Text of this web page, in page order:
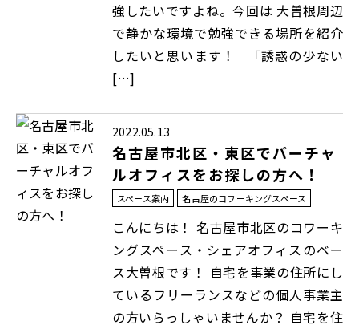
強したいですよね。今回は 大曽根周辺
で静かな環境で勉強できる場所を紹介
したいと思います！ 「誘惑の少ない
[…]
2022.05.13
名古屋市北区・東区でバーチャ
ルオフィスをお探しの方へ！
スペース案内 名古屋のコワーキングスペース
こんにちは！ 名古屋市北区のコワーキ
ングスペース・シェアオフィスのベー
ス大曽根です！ 自宅を事業の住所にし
ているフリーランスなどの個人事業主
の方いらっしゃいませんか？ 自宅を住